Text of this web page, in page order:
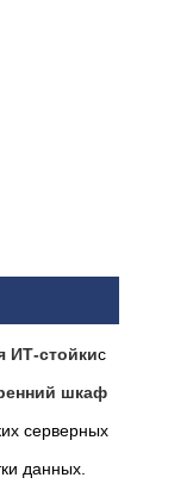
ИТ-стойкис
шкаф
серверных
данных.